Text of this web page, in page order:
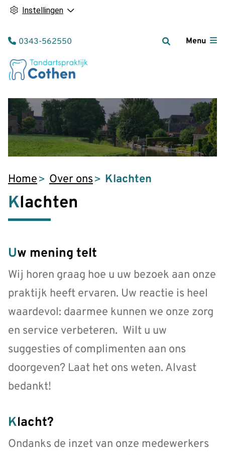
Instellingen
Menu
Tel:
0343-562550
Home Over ons Klachten
Klachten
Uw mening telt
Wij horen graag hoe u uw bezoek aan onze
praktijk heeft ervaren. Uw reactie is heel
waardevol: daarmee kunnen we onze zorg
en service verbeteren. Wilt u uw
suggesties of complimenten aan ons
doorgeven? Laat het ons weten. Alvast
bedankt!
Klacht?
Ondanks de inzet van onze medewerkers